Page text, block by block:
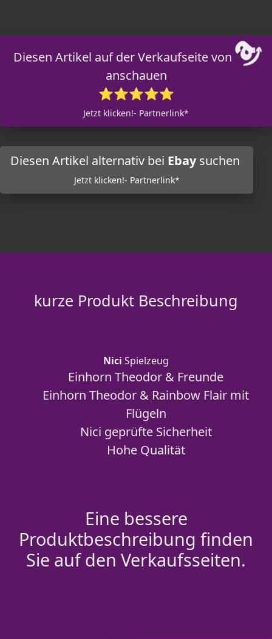
Diesen Artikel auf der Verkaufseite von
anschauen
⭐⭐⭐⭐⭐
Jetzt klicken!- Partnerlink*
Diesen Artikel alternativ bei Ebaysuchen
Jetzt klicken!- Partnerlink*
kurze Produkt Beschreibung
Nici Spielzeug
Einhorn Theodor & Freunde
Einhorn Theodor & Rainbow Flair mit
Flügeln
Nici geprüfte Sicherheit
Hohe Qualität
Eine bessere
Produktbeschreibung finden
Sie auf den Verkaufsseiten.